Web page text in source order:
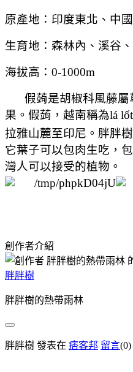
原產地：印度東北、中
生育地：森林內、溪谷
海拔高： 0-1000m
假蒟是胡椒科風藤
果。假蒟，越南稱為lá lốt
拉雅山麓至印尼。胖胖
它葉子可以包肉生吃，
灣人可以接受的植物。
創作者介紹
胖胖樹
胖胖樹的熱帶雨林
胖胖樹 發表在 痞客邦 留言(0)